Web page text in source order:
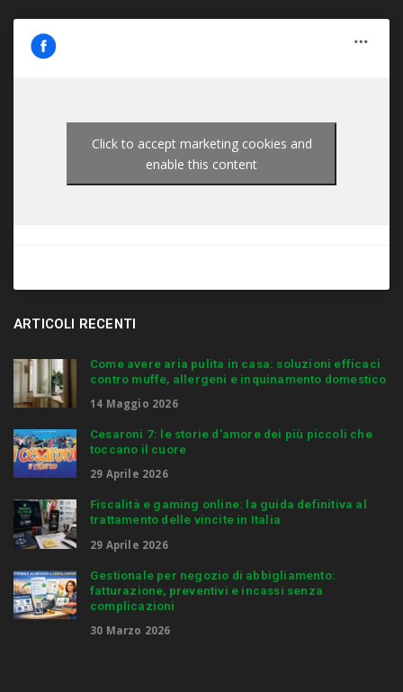
Click to accept marketing cookies and
enable this content
ARTICOLI RECENTI
Come avere aria pulita in casa: soluzioni efficaci
contro muffe, allergeni e inquinamento domestico
14 Maggio 2026
Cesaroni 7: le storie d’amore dei più piccoli che
toccano il cuore
29 Aprile 2026
Fiscalità e gaming online: la guida definitiva al
trattamento delle vincite in Italia
29 Aprile 2026
Gestionale per negozio di abbigliamento:
fatturazione, preventivi e incassi senza
complicazioni
30 Marzo 2026